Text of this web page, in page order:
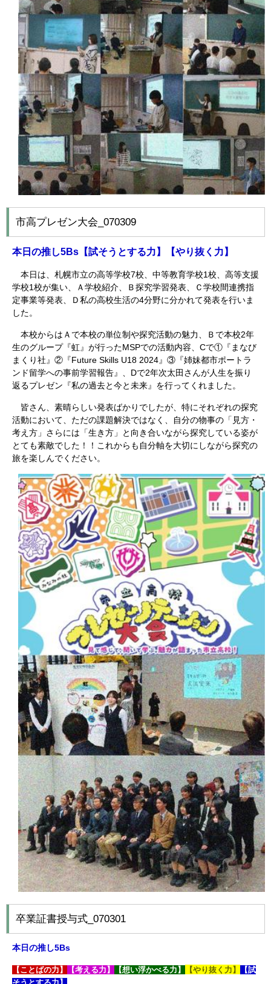
市高プレゼン大会_070309
本日の推し5Bs 【試そうとする力】【やり抜く力】
本日は、札幌市立の高等学校7校、中等教育学校1校、高等支援
学校1校が集い、Ａ学校紹介、Ｂ探究学習発表、Ｃ学校間連携指
定事業等発表、Ｄ私の高校生活の4分野に分かれて発表を行いま
した。
本校からはＡで本校の単位制や探究活動の魅力、Ｂで本校2年
生のグループ『虹』が行ったMSPでの活動内容、Cで①『まなび
まくり社』②『Future Skills U18 2024』③『姉妹都市ポートラ
ンド留学への事前学習報告』、Dで2年次太田さんが人生を振り
返るプレゼン『私の過去と今と未来』を行ってくれました。
皆さん、素晴らしい発表ばかりでしたが、特にそれぞれの探究
活動において、ただの課題解決ではなく、自分の物事の「見方・
考え方」さらには「生き方」と向き合いながら探究している姿が
とても素敵でした！！これからも自分軸を大切にしながら探究の
旅を楽しんでください。
卒業証書授与式_070301
本日の推し5Bs
【ことばの力 】 【考える力】 【想い浮かべる力】 【やり抜く力】
【試